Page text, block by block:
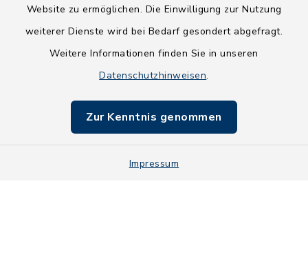
Website zu ermöglichen. Die Einwilligung zur Nutzung
weiterer Dienste wird bei Bedarf gesondert abgefragt.
Weitere Informationen finden Sie in unseren
Datenschutzhinweisen.
Zur Kenntnis genommen
Impressum
Barrierefreiheit
Sitemap